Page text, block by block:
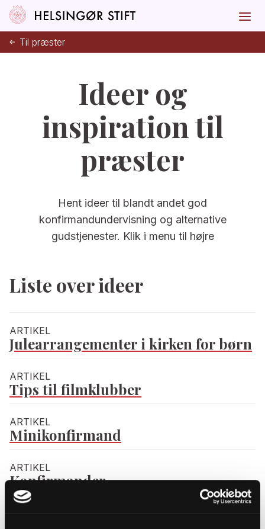
Til præster
Ideer og
inspiration til
præster
Hent ideer til blandt andet god
konfirmandundervisning og alternative
gudstjenester. Klik i menu til højre
Liste over ideer
ARTIKEL
Julearrangementer i kirken for børn
ARTIKEL
Tips til filmklubber
ARTIKEL
Minikonfirmand
ARTIKEL
Konfirmander